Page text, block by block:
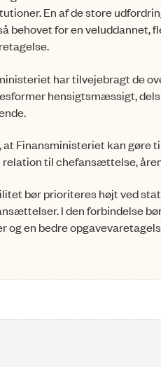
En af de store
behovet for en
har tilvejebragt de
hensigtsmæssigt,
Finansministeriet kan gøre
til chefansættelse,
bør prioriteres højt ved
I den forbindelse
en bedre